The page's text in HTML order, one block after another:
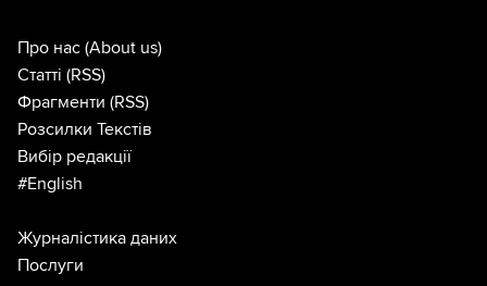
Про нас (About us)
Статті (RSS)
Фрагменти (RSS)
Розсилки Текстів
Вибір редакції
#English
Журналістика даних
Послуги